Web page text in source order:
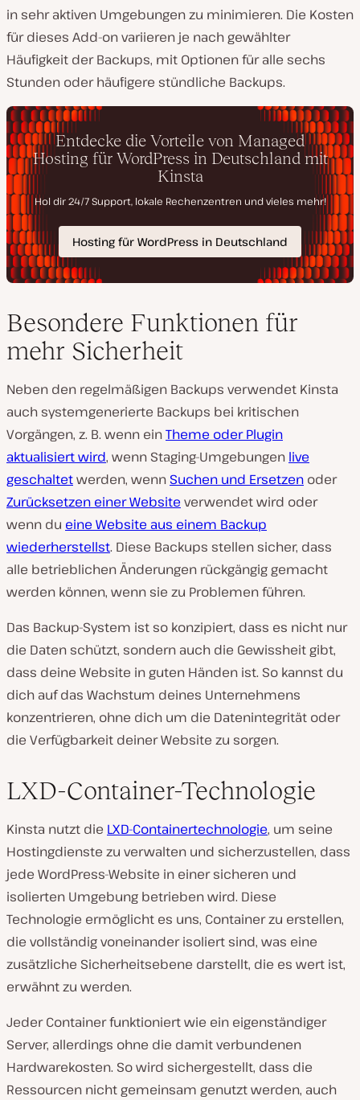
in sehr aktiven Umgebungen zu minimieren. Die Kosten
für dieses Add-on variieren je nach gewählter
Häufigkeit der Backups, mit Optionen für alle sechs
Stunden oder häufigere stündliche Backups.
Besondere Funktionen für
mehr Sicherheit
Neben den regelmäßigen Backups verwendet Kinsta
auch systemgenerierte Backups bei kritischen
Vorgängen, z. B. wenn einTheme oder Plugin
aktualisiert wird, wenn Staging-Umgebungen live
geschaltetwerden, wenn Suchen und Ersetzen oder
Zurücksetzen einer Website verwendet wird oder
wenn du eine Website aus einem Backup
wiederherstellst. Diese Backups stellen sicher, dass
alle betrieblichen Änderungen rückgängig gemacht
werden können, wenn sie zu Problemen führen.
Das Backup-System ist so konzipiert, dass es nicht nur
die Daten schützt, sondern auch die Gewissheit gibt,
dass deine Website in guten Händen ist. So kannst du
dich auf das Wachstum deines Unternehmens
konzentrieren, ohne dich um die Datenintegrität oder
die Verfügbarkeit deiner Website zu sorgen.
LXD-Container-Technologie
Kinsta nutzt die LXD-Containertechnologie, um seine
Hostingdienste zu verwalten und sicherzustellen, dass
jede WordPress-Website in einer sicheren und
isolierten Umgebung betrieben wird. Diese
Technologie ermöglicht es uns, Container zu erstellen,
die vollständig voneinander isoliert sind, was eine
zusätzliche Sicherheitsebene darstellt, die es wert ist,
erwähnt zu werden.
Jeder Container funktioniert wie ein eigenständiger
Server, allerdings ohne die damit verbundenen
Hardwarekosten. So wird sichergestellt, dass die
Ressourcen nicht gemeinsam genutzt werden, auch